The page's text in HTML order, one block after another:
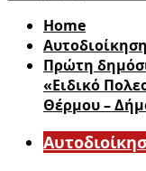
Home
Αυτοδιοίκηση
Πρώτη
«Ειδικό
Θέρμου –